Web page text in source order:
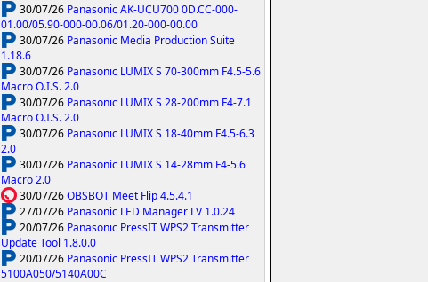
30/07/26 Panasonic AK-UCU700 0D.CC-000-
01.00/05.90-000-00.06/01.20-000-00.00
30/07/26 Panasonic Media Production Suite
1.18.6
30/07/26 Panasonic LUMIX S 70-300mm F4.5-5.6
Macro O.I.S. 2.0
30/07/26 Panasonic LUMIX S 28-200mm F4-7.1
Macro O.I.S. 2.0
30/07/26 Panasonic LUMIX S 18-40mm F4.5-6.3
2.0
30/07/26 Panasonic LUMIX S 14-28mm F4-5.6
Macro 2.0
30/07/26OBSBOT Meet Flip 4.5.4.1
27/07/26 Panasonic LED Manager LV 1.0.24
20/07/26 Panasonic PressIT WPS2 Transmitter
Update Tool 1.8.0.0
20/07/26 Panasonic PressIT WPS2 Transmitter
5100A050/5140A00C